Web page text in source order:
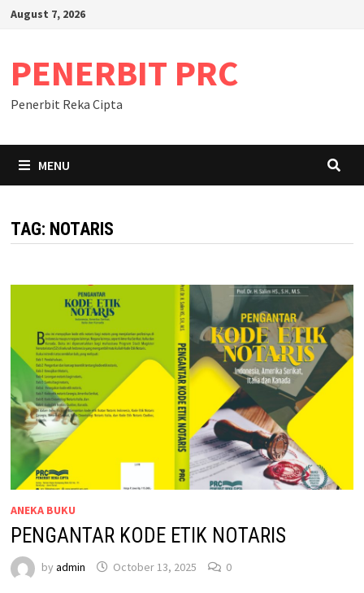
SkipAugust 7, 2026
PENERBIT PRC
Penerbit Reka Cipta
MENU
TAG: NOTARIS
ANEKA BUKU
PENGANTAR KODE ETIK NOTARIS
by admin October 13, 2025 0